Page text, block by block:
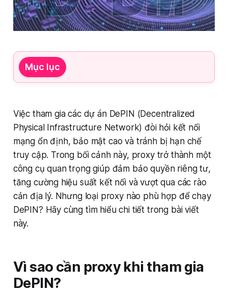
Mục lục
Việc tham gia các dự án DePIN (Decentralized
Physical Infrastructure Network) đòi hỏi kết nối
mạng ổn định, bảo mật cao và tránh bị hạn chế
truy cập. Trong bối cảnh này, proxy trở thành một
công cụ quan trọng giúp đảm bảo quyền riêng tư,
tăng cường hiệu suất kết nối và vượt qua các rào
cản địa lý. Nhưng loại proxy nào phù hợp để chạy
DePIN? Hãy cùng tìm hiểu chi tiết trong bài viết
này.
Vì sao cần proxy khi tham gia
DePIN?